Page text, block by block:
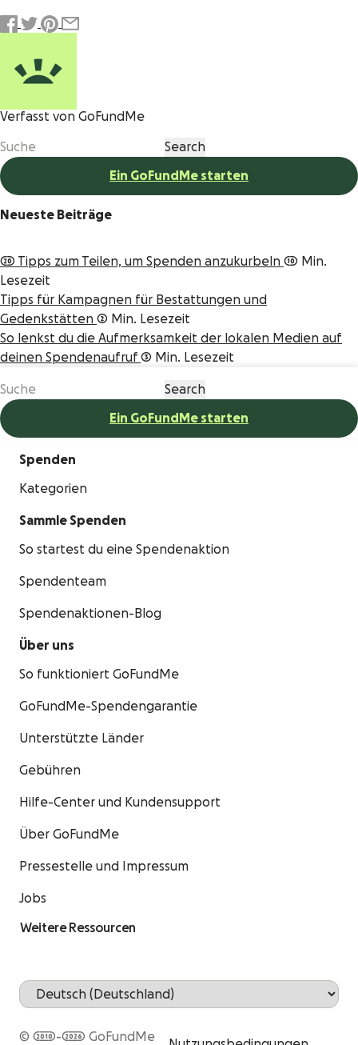
Verfasst von GoFundMe
Ein GoFundMe starten
Neueste Beiträge
20 Tipps zum Teilen, um Spenden anzukurbeln 10 Min.
Lesezeit
Tipps für Kampagnen für Bestattungen und
Gedenkstätten 2 Min. Lesezeit
So lenkst du die Aufmerksamkeit der lokalen Medien auf
deinen Spendenaufruf 3 Min. Lesezeit
Ein GoFundMe starten
Spenden
Kategorien
Sammle Spenden
So startest du eine Spendenaktion
Spendenteam
Spendenaktionen-Blog
Über uns
So funktioniert GoFundMe
GoFundMe-Spendengarantie
Unterstützte Länder
Gebühren
Hilfe-Center und Kundensupport
Über GoFundMe
Pressestelle und Impressum
Jobs
Weitere Ressourcen
© 2010-2026 GoFundMe